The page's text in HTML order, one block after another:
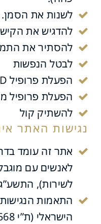
לשנות את הסמן.
להדגיש את
להסתיר את
לבטל הנפשות
הפעלת פרופיל ADHD
הפעלת פרופיל
להשתיק קול
נגישות האתר
אתר זה עומד
לאנשים עם
לשירות), התשע”ג
התאמות